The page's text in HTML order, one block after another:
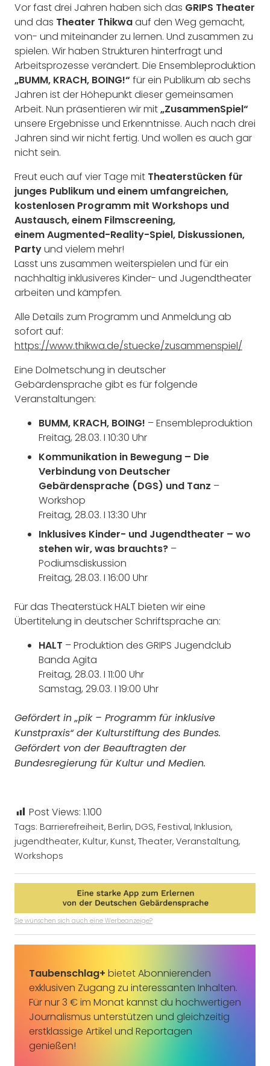
Vor fast drei Jahren haben sich das GRIPS Theater
und das Theater Thikwaauf den Weg gemacht,
von- und miteinander zu lernen. Und zusammen zu
spielen. Wir haben Strukturen hinterfragt und
Arbeitsprozesse verändert. Die Ensembleproduktion
„BUMM, KRACH, BOING!“ für ein Publikum ab sechs
Jahren ist der Höhepunkt dieser gemeinsamen
Arbeit. Nun präsentieren wir mit„ZusammenSpiel“
unsere Ergebnisse und Erkenntnisse. Auch nach drei
Jahren sind wir nicht fertig. Und wollen es auch gar
nicht sein.
Freut euch auf vier Tage mit Theaterstücken für
junges Publikum und einem umfangreichen,
kostenlosen Programm mit Workshops und
Austausch, einem Filmscreening,
einem Augmented-Reality-Spiel, Diskussionen,
Partyund vielem mehr!
Lasst uns zusammen weiterspielen und für ein
nachhaltig inklusiveres Kinder- und Jugendtheater
arbeiten und kämpfen.
Alle Details zum Programm und Anmeldung ab
sofort auf:
https://www.thikwa.de/stuecke/zusammenspiel/
Eine Dolmetschung in deutscher
Gebärdensprache gibt es für folgende
Veranstaltungen:
BUMM, KRACH, BOING! – Ensembleproduktion
Freitag, 28.03. I 10:30 Uhr
Kommunikation in Bewegung – Die
Verbindung von Deutscher
Gebärdensprache (DGS) und Tanz –
Workshop
Freitag, 28.03. I 13:30 Uhr
Inklusives Kinder- und Jugendtheater – wo
stehen wir, was brauchts? –
Podiumsdiskussion
Freitag, 28.03. I 16:00 Uhr
Für das Theaterstück HALT bieten wir eine
Übertitelung in deutscher Schriftsprache an:
HALT – Produktion des GRIPS Jugendclub
Banda Agita
Freitag, 28.03. I 11:00 Uhr
Samstag, 29.03. I 19:00 Uhr
Gefördert in „pik – Programm für inklusive
Kunstpraxis“ der Kulturstiftung des Bundes.
Gefördert von der Beauftragten der
Bundesregierung für Kultur und Medien.
Post Views: 1.100
Tags: Barrierefreiheit, Berlin, DGS, Festival, Inklusion,
jugendtheater, Kultur, Kunst, Theater, Veranstaltung,
Workshops
Sie wünschen sich auch eine Werbeanzeige?
Taubenschlag+ bietet Abonnierenden
exklusiven Zugang zu interessanten Inhalten.
Für nur 3 € im Monat kannst du hochwertigen
Journalismus unterstützen und gleichzeitig
erstklassige Artikel und Reportagen
genießen!